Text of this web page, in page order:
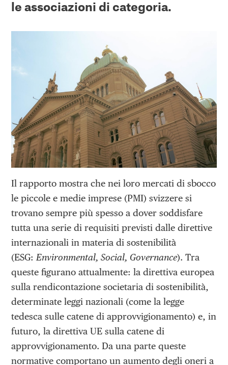
le associazioni di categoria.
Il rapporto mostra che nei loro mercati di sbocco
le piccole e medie imprese (PMI) svizzere si
trovano sempre più spesso a dover soddisfare
tutta una serie di requisiti previsti dalle direttive
internazionali in materia di sostenibilità
(ESG: Environmental, Social, Governance). Tra
queste figurano attualmente: la direttiva europea
sulla rendicontazione societaria di sostenibilità,
determinate leggi nazionali (come la legge
tedesca sulle catene di approvvigionamento) e, in
futuro, la direttiva UE sulla catene di
approvvigionamento. Da una parte queste
normative comportano un aumento degli oneri a